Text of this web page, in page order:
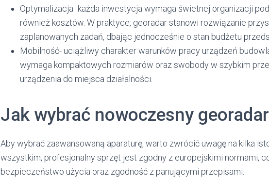
Optymalizacja- każda inwestycja wymaga świetnej organizacji
również kosztów. W praktyce, georadar stanowi rozwiązanie
zaplanowanych zadań, dbając jednocześnie o stan budżetu
Mobilność- uciążliwy charakter warunków pracy urządzeń
wymaga kompaktowych rozmiarów oraz swobody w szybkim
urządzenia do miejsca działalności.
Jak wybrać nowoczesny
Aby wybrać zaawansowaną aparaturę, warto zwrócić uwagę na kilka
wszystkim, profesjonalny sprzęt jest zgodny z europejskimi normami,
bezpieczeństwo użycia oraz zgodność z panującymi przepisami.